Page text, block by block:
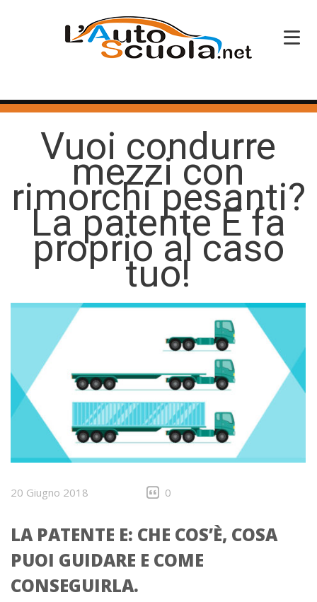
HOME
SERVIZI
CORSI PATENTE
CORSI PROFESSIONALI
PERCHÉ SCEGLIERCI
Vuoi condurre
mezzi con
rimorchi pesanti?
La patente E fa
proprio al caso
tuo!
20 Giugno 2018 0
LA PATENTE E: CHE COS’È, COSA
PUOI GUIDARE E COME
CONSEGUIRLA.